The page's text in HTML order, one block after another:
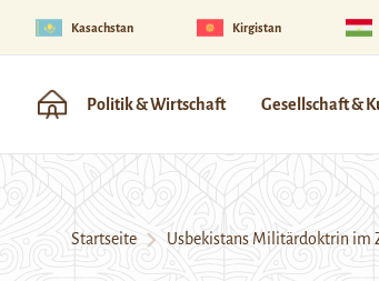
Kasachstan Kirgistan
Politik & Wirtschaft Gesellschaft &
Startseite Usbekistans Militärdoktrin im